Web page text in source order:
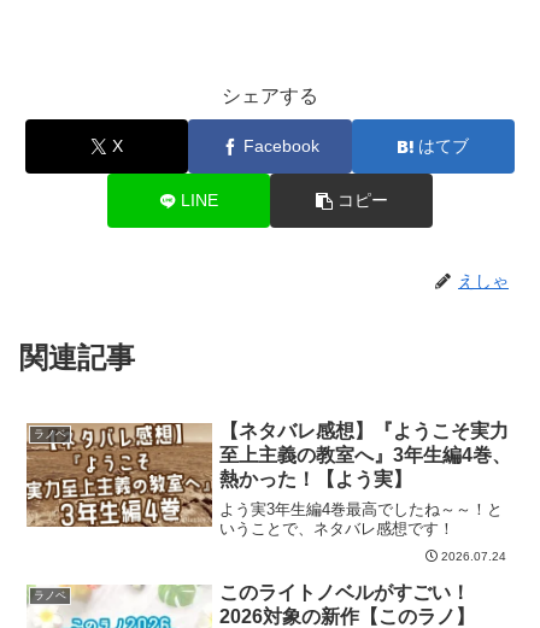
シェアする
X Facebook はてブ
LINE コピー
えしゃ
関連記事
ラノベ
【ネタバレ感想】『ようこそ実力
至上主義の教室へ』3年生編4巻、
熱かった！【よう実】
よう実3年生編4巻最高でしたね～～！と
いうことで、ネタバレ感想です！
2026.07.24
ラノベ
このライトノベルがすごい！
2026対象の新作【このラノ】